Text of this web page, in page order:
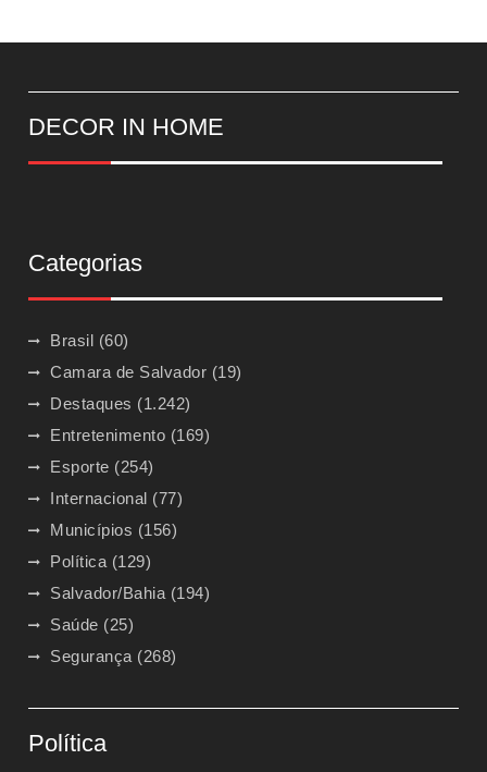
DECOR IN HOME
Categorias
Brasil (60)
Camara de Salvador (19)
Destaques (1.242)
Entretenimento (169)
Esporte (254)
Internacional (77)
Municípios (156)
Política (129)
Salvador/Bahia (194)
Saúde (25)
Segurança (268)
Política